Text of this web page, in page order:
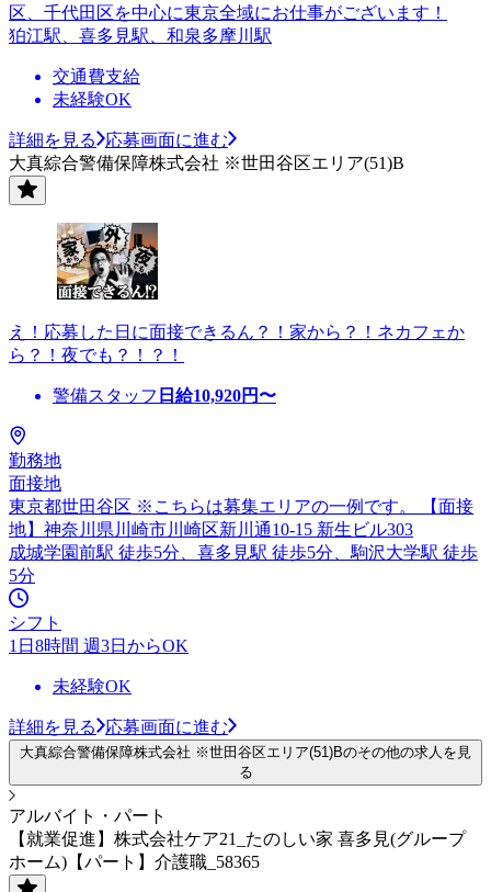
区、千代田区を中心に東京全域にお仕事がございます！
狛江駅、喜多見駅、和泉多摩川駅
交通費支給
未経験OK
詳細を見る
応募画面に進む
大真綜合警備保障株式会社 ※世田谷区エリア(51)B
え！応募した日に面接できるん？！家から？！ネカフェか
ら？！夜でも？！？！
警備スタッフ 日給10,920円〜
勤務地
面接地
東京都世田谷区 ※こちらは募集エリアの一例です。 【面接
地】神奈川県川崎市川崎区新川通10-15 新生ビル303
成城学園前駅 徒歩5分、喜多見駅 徒歩5分、駒沢大学駅 徒歩
5分
シフト
1日8時間 週3日からOK
未経験OK
詳細を見る 応募画面に進む
大真綜合警備保障株式会社 ※世田谷区エリア(51)Bのその他の求人を見
る
アルバイト・パート
【就業促進】株式会社ケア21_たのしい家 喜多見(グループ
ホーム)【パート】介護職_58365